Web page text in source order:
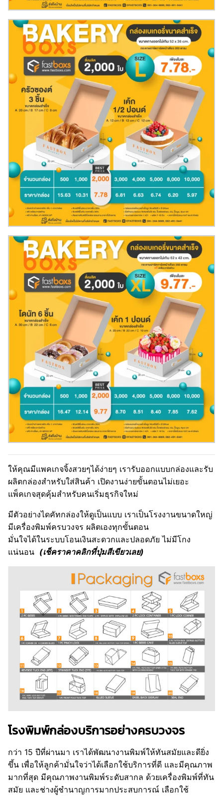
ให้คุณมีแพคเกจจิ้งสวยๆได้ง่ายๆ เรารับออกแบบกล่องและรับ
ผลิตกล่องสำหรับใส่สินค้า เปิดงานง่ายขั้นตอนไม่เยอะ
แพ็คเกจสุดคุ้มสำหรับคนเริ่มธุรกิจใหม่
มีตัวอย่างไดคัทกล่องให้ดูเป็นแบบ เราเป็นโรงงานขนาดใหญ่
มีเครื่องพิมพ์ครบวงจร ผลิตเองทุกขั้นตอน
มั่นใจได้ในระบบโอนเงินสะดวกและปลอดภัย ไม่มีโกง
แน่นอน (เช็คราคาคลิกที่ปุ่มสีเขียวเลย)
โรงพิมพ์กล่องบริการอย่างครบวงจร
กว่า 15 ปีที่ผ่านมา เราได้พัฒนางานพิมพ์ให้ทันสมัยและดียิ่ง
ขึ้น เพื่อให้ลูกค้ามั่นใจว่าได้เลือกใช้บริการที่ดี และมีคุณภาพ
มากที่สุด มีคุณภาพงานพิมพ์ระดับสากล ด้วยเครื่องพิมพ์ที่ทัน
สมัย และช่างผู้ชำนาญการมากประสบการณ์ เลือกใช้